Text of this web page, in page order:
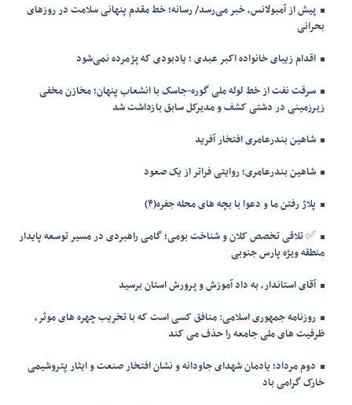
پیش از آمبولانس، خبر می‌رسد/ رسانه؛ خط مقدم پنهانی سلامت در روزهای
بحرانی
اقدام زیبای خانواده اکبر عبدی ؛ یادبودی که پژمرده نمی‌شود
سرقت نفت از خط لوله ملی گوره-جاسک با انشعاب پنهان؛ مخازن مخفی
زیرزمینی در دشتی کشف و مدیرکل سابق بازداشت شد
شاهین بندرعامری افتخار آفرید
شاهین بندرعامری؛ روایتی فراتر از یک صعود
پلاژ رفتن ما و دعوا با بچه های محله جفره(۴)
✅️ تلاقی تخصص کلان و شناخت بومی؛ گامی راهبردی در مسیر توسعه پایدار
منطقه ویژه پارس جنوبی
آقای استاندار، به داد آموزش و پرورش استان برسید
روزنامه جمهوری اسلامی: منافق کسی است که با تخریب چهره های موثر،
ظرفیت های ملی جامعه را حذف می کند
دوم مرداد؛ یادمان شهدای جاودانه و نشان افتخار صنعت و ایثار پتروشیمی
خارک گرامی باد